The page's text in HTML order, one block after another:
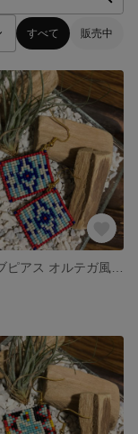
すべて 販売中